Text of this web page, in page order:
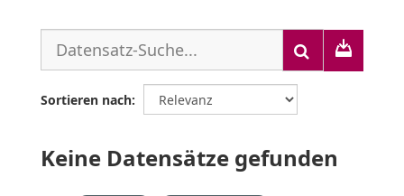
Sortieren nach
Keine Datensätze gefunden